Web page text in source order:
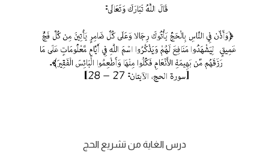
درس الغاية من تشريع الحج